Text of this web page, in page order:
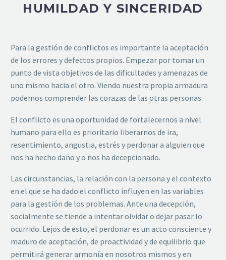
HUMILDAD Y SINCERIDAD
Para la gestión de conflictos es importante la aceptación
de los errores y defectos propios. Empezar por tomar un
punto de vista objetivos de las dificultades y amenazas de
uno mismo hacia el otro. Viendo nuestra propia armadura
podemos comprender las corazas de las otras personas.
El conflicto es una oportunidad de fortalecernos a nivel
humano para ello es prioritario liberarnos de ira,
resentimiento, angustia, estrés y perdonar a alguien que
nos ha hecho daño y o nos ha decepcionado.
Las circunstancias, la relación con la persona y el contexto
en el que se ha dado el conflicto influyen en las variables
para la gestión de los problemas. Ante una decepción,
socialmente se tiende a intentar olvidar o dejar pasar lo
ocurrido. Lejos de esto, el perdonar es un acto consciente y
maduro de aceptación, de proactividad y de equilibrio que
permitirá generar armonía en nosotros mismos y en